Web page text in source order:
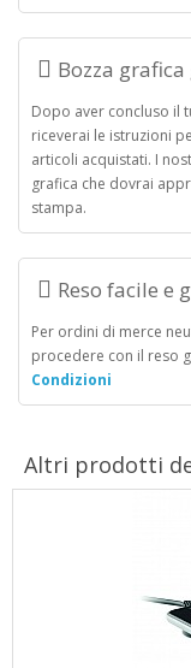
Bozza
Dopo aver concluso il
riceverai le istruzioni
articoli acquistati. I
grafica che dovrai
stampa.
Reso facile e
Per ordini di merce
procedere con il reso
Condizioni
Altri prodotti